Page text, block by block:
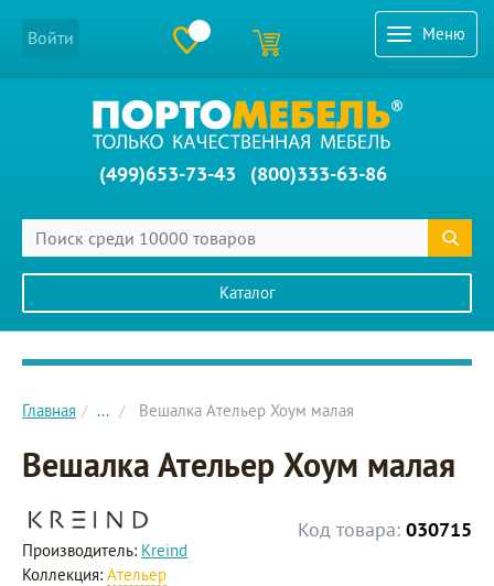
Меню
Войти
(499)653-73-43 (800)333-63-86
Каталог
Главное меню сайта
Главная ... Вешалка Ательер Хоум малая
Вешалка Ательер Хоум малая
Код товара: 030715
Производитель: Kreind
Коллекция: Ательер